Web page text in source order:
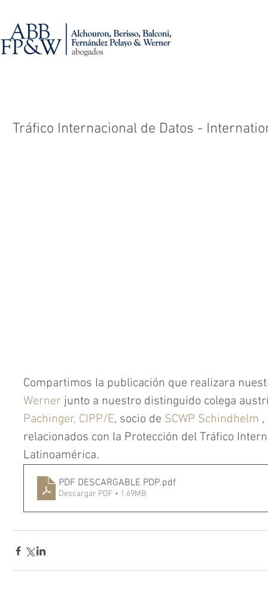
Tráfico Internacional de Datos -
Compartimos la publicación que realizara
Werner junto a nuestro distinguido colega
Pachinger, CIPP/E, socio de SCWP Schindhelm
relacionados con la Protección del Tráfico
Latinoamérica.
PDF DESCARGABLE PDP.pdf
Descargar PDF • 1.69MB